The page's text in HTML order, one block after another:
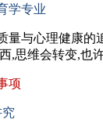
学专业
心理健康的追
,思维会转变,也
项